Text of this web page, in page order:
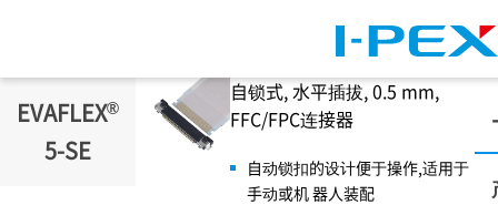
EVAFLEX®
5-SE
自锁式, 水平插拔, 0.5 mm,
FFC/FPC连接器
自动锁扣的设计便于操作,适用于
手动或机 器人装配